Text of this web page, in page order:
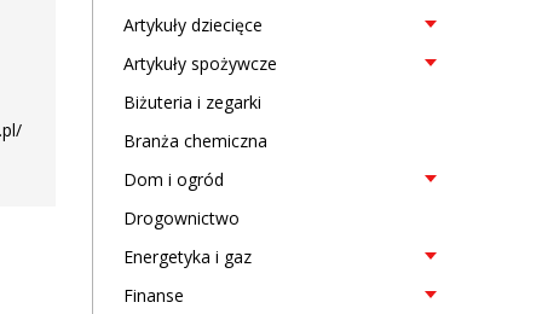
Artykuły dziecięce
Artykuły spożywcze
Biżuteria i zegarki
Branża chemiczna
Dom i ogród
Drogownictwo
Energetyka i gaz
Finanse